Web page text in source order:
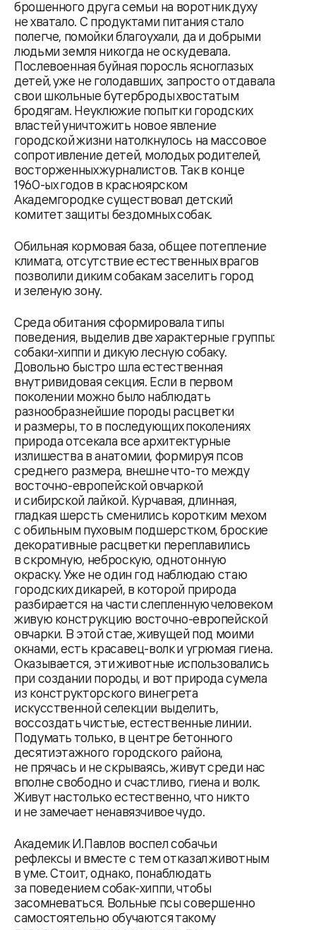
брошенного друга семьи на воротник духу
не хватало. С продуктами питания стало
полегче, помойки благоухали, да и добрыми
людьми земля никогда не оскудевала.
Послевоенная буйная поросль ясноглазых
детей, уже не голодавших, запросто отдавала
свои школьные бутерброды хвостатым
бродягам. Неуклюжие попытки городских
властей уничтожить новое явление
городской жизни натолкнулось на массовое
сопротивление детей, молодых родителей,
восторженных журналистов. Так в конце
1960-ых годов в красноярском
Академгородке существовал детский
комитет защиты бездомных собак.
Обильная кормовая база, общее потепление
климата, отсутствие естественных врагов
позволили диким собакам заселить город
и зеленую зону.
Среда обитания сформировала типы
поведения, выделив две характерные группы:
собаки-хиппи и дикую лесную собаку.
Довольно быстро шла естественная
внутривидовая секция. Если в первом
поколении можно было наблюдать
разнообразнейшие породы расцветки
и размеры, то в последующих поколениях
природа отсекала все архитектурные
излишества в анатомии, формируя псов
среднего размера, внешне что-то между
восточно-европейской овчаркой
и сибирской лайкой. Курчавая, длинная,
гладкая шерсть сменились коротким мехом
с обильным пуховым подшерстком, броские
декоративные расцветки переплавились
в скромную, неброскую, однотонную
окраску. Уже не один год наблюдаю стаю
городских дикарей, в которой природа
разбирается на части слепленную человеком
живую конструкцию восточно-европейской
овчарки. В этой стае, живущей под моими
окнами, есть красавец-волк и угрюмая гиена.
Оказывается, эти животные использовались
при создании породы, и вот природа сумела
из конструкторского винегрета
искусственной селекции выделить,
воссоздать чистые, естественные линии.
Подумать только, в центре бетонного
десятиэтажного городского района,
не прячась и не скрываясь, живут среди нас
вполне свободно и счастливо, гиена и волк.
Живут настолько естественно, что никто
и не замечает ненавязчивое чудо.
Академик И.Павлов воспел собачьи
рефлексы и вместе с тем отказал животным
в уме. Стоит, однако, понаблюдать
за поведением собак-хиппи, чтобы
засомневаться. Вольные псы совершенно
самостоятельно обучаются такому